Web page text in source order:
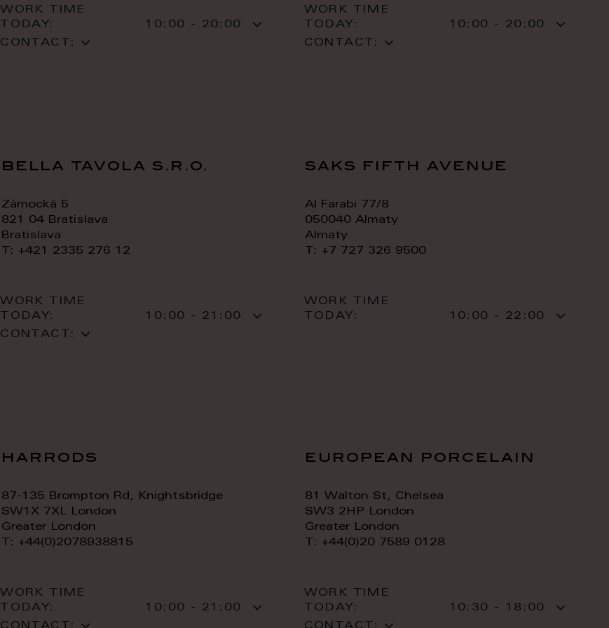
WORK TIME
TODAY:
10:00 - 20:00
CONTACT:
WORK TIME
TODAY:
10:00 - 20:00
CONTACT:
bella tavola s.r.o.
Zámocká 5
821 04 Bratislava
Bratislava
T: +421 2335 276 12
WORK TIME
TODAY:
10:00 - 21:00
CONTACT:
saks fifth avenue
Al Farabi 77/8
050040 Almaty
Almaty
T: +7 727 326 9500
WORK TIME
TODAY:
10:00 - 22:00
harrods
87-135 Brompton Rd, Knightsbridge
SW1X 7XL London
Greater London
T: +44(0)2078938815
WORK TIME
TODAY:
10:00 - 21:00
european porcelain
81 Walton St, Chelsea
SW3 2HP London
Greater London
T: +44(0)20 7589 0128
WORK TIME
TODAY:
10:30 - 18:00